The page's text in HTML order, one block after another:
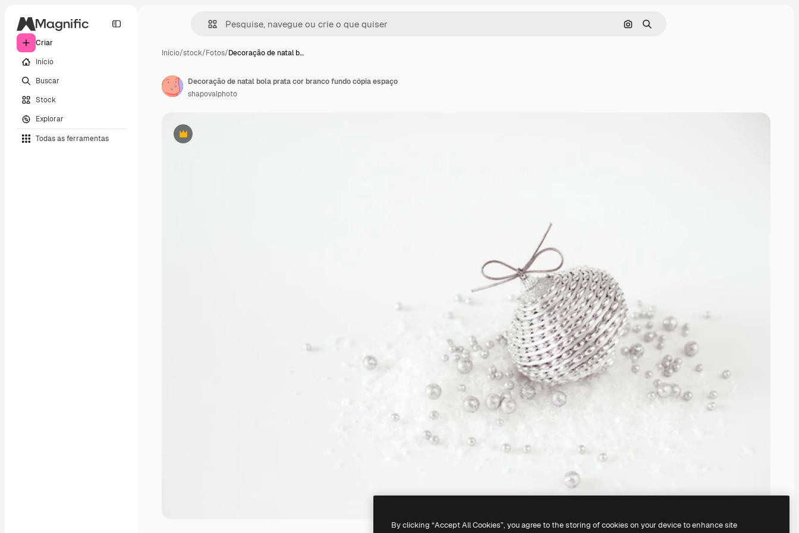
Criar
Início
Buscar
Stock
Explorar
Todas as ferramentas
Pesquisar por imagem
Buscar
Início/stock/Fotos/Decoração de natal b…
Premium
Decoração de natal bola prata cor branco fundo cópia espaço
shapovalphoto
By clicking “Accept All Cookies”, you agree to the storing of cookies on your device to enhance site